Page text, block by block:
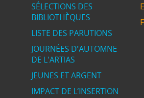
SÉLECTIONS DES
BIBLIOTHÈQUES
LISTE DES PARUTIONS
JOURNÉES D'AUTOMNE
DE L'ARTIAS
JEUNES ET ARGENT
IMPACT DE L’INSERTION